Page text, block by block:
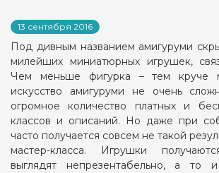
13 сентября 2016
Под дивным названием амигуруми
милейших миниатюрных игрушек,
Чем меньше фигурка – тем круче
искусство амигуруми не очень
огромное количество платных и
классов и описаний. Но даже при
часто получается совсем не такой
мастер-класса. Игрушки
выглядят непрезентабельно, а то